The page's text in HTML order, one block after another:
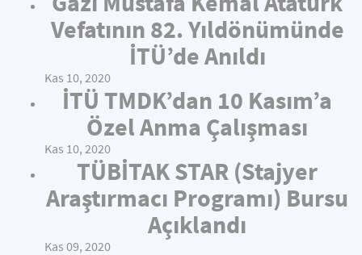
Vefatının 82. Yıldönümünde
İTÜ’de Anıldı
Kas 10, 2020
İTÜ TMDK’dan 10 Kasım’a
Özel Anma Çalışması
Kas 10, 2020
TÜBİTAK STAR (Stajyer
Araştırmacı Programı) Bursu
Açıklandı
Kas 09, 2020